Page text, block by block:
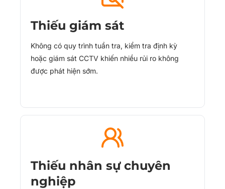
Thiếu giám sát
Không có quy trình tuần tra, kiểm tra định kỳ
hoặc giám sát CCTV khiến nhiều rủi ro không
được phát hiện sớm.
Thiếu nhân sự chuyên
nghiệp